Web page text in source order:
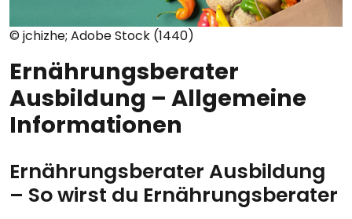
© jchizhe; Adobe Stock (1440)
Ernährungsberater
Ausbildung – Allgemeine
Informationen
Ernährungsberater Ausbildung
– So wirst du Ernährungsberater